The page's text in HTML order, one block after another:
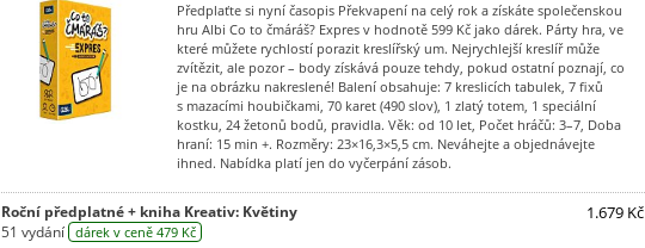
Předplaťte si nyní časopis Překvapení na celý rok a získáte společenskou
hru Albi Co to čmáráš? Expres v hodnotě 599 Kč jako dárek. Párty hra, ve
které můžete rychlostí porazit kreslířský um. Nejrychlejší kreslíř může
zvítězit, ale pozor – body získává pouze tehdy, pokud ostatní poznají, co
je na obrázku nakreslené! Balení obsahuje: 7 kreslicích tabulek, 7 fixů
s mazacími houbičkami, 70 karet (490 slov), 1 zlatý totem, 1 speciální
kostku, 24 žetonů bodů, pravidla. Věk: od 10 let, Počet hráčů: 3–7, Doba
hraní: 15 min +. Rozměry: 23×16,3×5,5 cm. Neváhejte a objednávejte
ihned. Nabídka platí jen do vyčerpání zásob.
Roční předplatné + kniha Kreativ: Květiny
51 vydání dárek v ceně 479 Kč
1.679 Kč